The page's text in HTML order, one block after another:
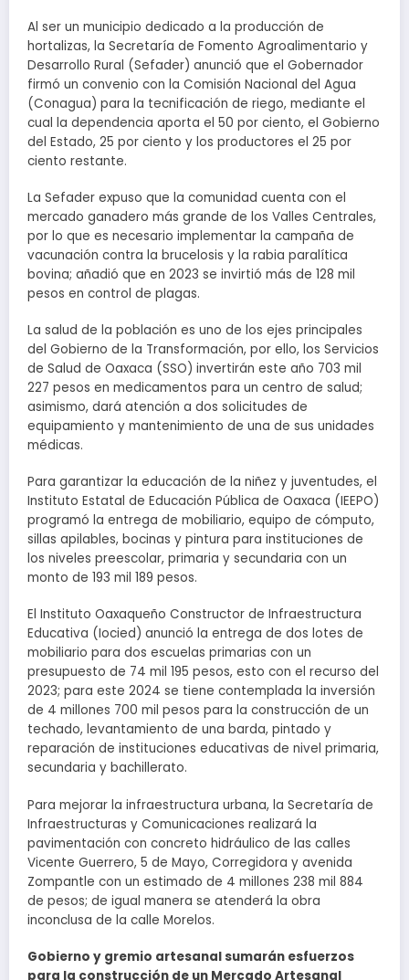
Al ser un municipio dedicado a la producción de
hortalizas, la Secretaría de Fomento Agroalimentario y
Desarrollo Rural (Sefader) anunció que el Gobernador
firmó un convenio con la Comisión Nacional del Agua
(Conagua) para la tecnificación de riego, mediante el
cual la dependencia aporta el 50 por ciento, el Gobierno
del Estado, 25 por ciento y los productores el 25 por
ciento restante.
La Sefader expuso que la comunidad cuenta con el
mercado ganadero más grande de los Valles Centrales,
por lo que es necesario implementar la campaña de
vacunación contra la brucelosis y la rabia paralítica
bovina; añadió que en 2023 se invirtió más de 128 mil
pesos en control de plagas.
La salud de la población es uno de los ejes principales
del Gobierno de la Transformación, por ello, los Servicios
de Salud de Oaxaca (SSO) invertirán este año 703 mil
227 pesos en medicamentos para un centro de salud;
asimismo, dará atención a dos solicitudes de
equipamiento y mantenimiento de una de sus unidades
médicas.
Para garantizar la educación de la niñez y juventudes, el
Instituto Estatal de Educación Pública de Oaxaca (IEEPO)
programó la entrega de mobiliario, equipo de cómputo,
sillas apilables, bocinas y pintura para instituciones de
los niveles preescolar, primaria y secundaria con un
monto de 193 mil 189 pesos.
El Instituto Oaxaqueño Constructor de Infraestructura
Educativa (Iocied) anunció la entrega de dos lotes de
mobiliario para dos escuelas primarias con un
presupuesto de 74 mil 195 pesos, esto con el recurso del
2023; para este 2024 se tiene contemplada la inversión
de 4 millones 700 mil pesos para la construcción de un
techado, levantamiento de una barda, pintado y
reparación de instituciones educativas de nivel primaria,
secundaria y bachillerato.
Para mejorar la infraestructura urbana, la Secretaría de
Infraestructuras y Comunicaciones realizará la
pavimentación con concreto hidráulico de las calles
Vicente Guerrero, 5 de Mayo, Corregidora y avenida
Zompantle con un estimado de 4 millones 238 mil 884
de pesos; de igual manera se atenderá la obra
inconclusa de la calle Morelos.
Gobierno y gremio artesanal sumarán esfuerzos
para la construcción de un Mercado Artesanal